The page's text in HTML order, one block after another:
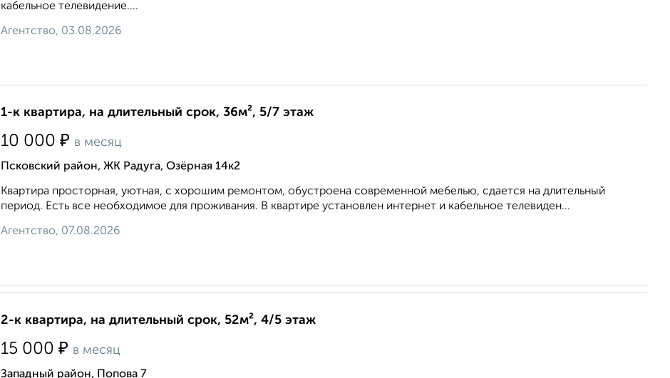
кабельное телевидение....
Агентство, 03.08.2026
1-к квартира, на длительный срок, 36м², 5/7 этаж
10 000 ₽ в месяц
Псковский район, ЖК Радуга, Озёрная 14к2
Квартира просторная, уютная, с хорошим ремонтом, обустроена современной мебелью, сдается на длительный
период. Есть все необходимое для проживания. В квартире установлен интернет и кабельное телевиден...
Агентство, 07.08.2026
2-к квартира, на длительный срок, 52м², 4/5 этаж
15 000 ₽ в месяц
Западный район, Попова 7